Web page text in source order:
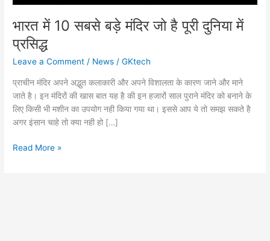
भारत में 10 सबसे बड़े मंदिर जो है पूरी दुनिया में
प्रसिद्ध
Leave a Comment / News /GKtech
प्राचीन मंदिर अपने अद्भुत कलाकारी और अपने विशालता के कारण जाने और माने
जाते है। इन मंदिरों की खास बात यह है की इन हजारों साल पुराने मंदिर को बनाने के
लिए किसी भी मशीन का उपयोग नही किया गया था। इससे आप ये तो समझ सकते है
अगर इंसान चाहे तो क्या नही हो […]
भारत
Read More »